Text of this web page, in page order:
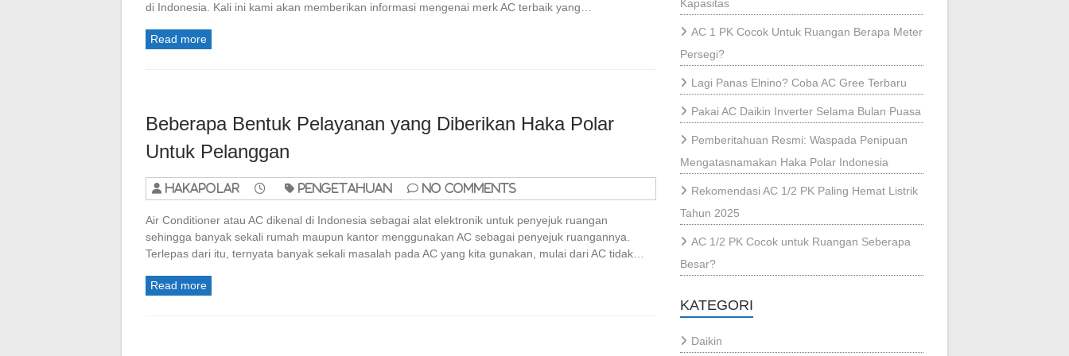
di Indonesia. Kali ini kami akan memberikan informasi mengenai merk AC terbaik yang…
Read more
Beberapa Bentuk Pelayanan yang Diberikan Haka Polar
Untuk Pelanggan
hakapolar pengetahuan No Comments
Air Conditioner atau AC dikenal di Indonesia sebagai alat elektronik untuk penyejuk ruangan
sehingga banyak sekali rumah maupun kantor menggunakan AC sebagai penyejuk ruangannya.
Terlepas dari itu, ternyata banyak sekali masalah pada AC yang kita gunakan, mulai dari AC tidak…
Read more
Kapasitas
AC 1 PK Cocok Untuk Ruangan Berapa Meter
Persegi?
Lagi Panas Elnino? Coba AC Gree Terbaru
Pakai AC Daikin Inverter Selama Bulan Puasa
Pemberitahuan Resmi: Waspada Penipuan
Mengatasnamakan Haka Polar Indonesia
Rekomendasi AC 1/2 PK Paling Hemat Listrik
Tahun 2025
AC 1/2 PK Cocok untuk Ruangan Seberapa
Besar?
KATEGORI
Daikin